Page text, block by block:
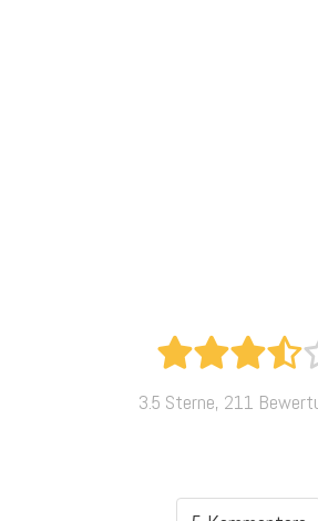
3.5 Sterne, 211